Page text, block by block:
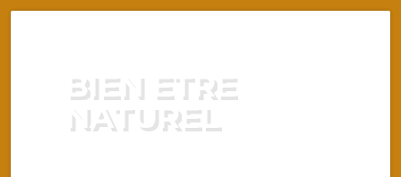
BIEN ETRE
NATUREL